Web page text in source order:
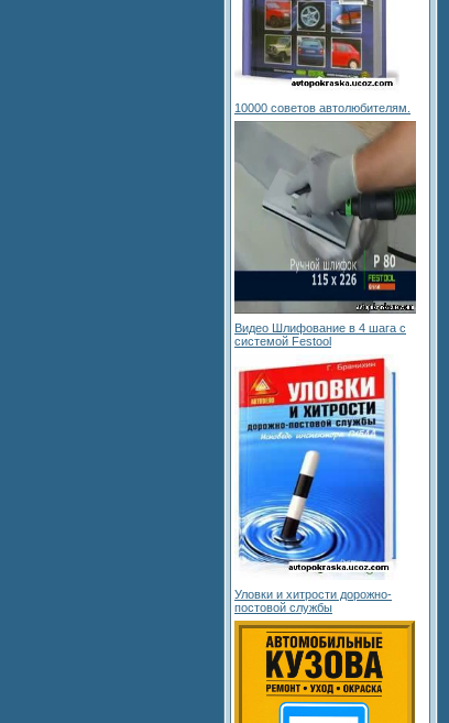
10000 советов автолюбителям.
Видео Шлифование в 4 шага с
системой Festool
Уловки и хитрости дорожно-
постовой службы